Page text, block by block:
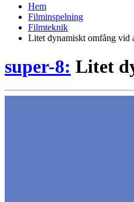
Hem
Filminspelning
Filmteknik
Litet dynamiskt omfång vid
super-8: Litet